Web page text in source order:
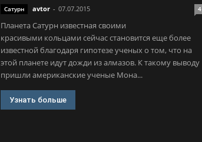
Сатурн avtor - 07.07.2015 4
Планета Сатурн известная своими
красивыми кольцами сейчас становится еще более
известной благодаря гипотезе ученых о том, что на
этой планете идут дожди из алмазов. К такому выводу
пришли американские ученые Мона...
Узнать больше